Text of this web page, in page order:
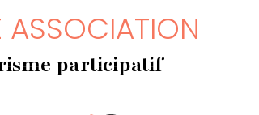
ASSOCIATION
participatif